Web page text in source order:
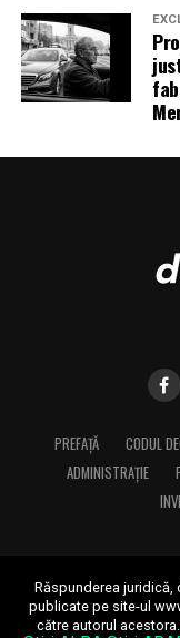
PREFAȚĂ CODUL
ADMINISTRAȚIE
Răspunderea juridică,
publicate pe site-ul
către autorul